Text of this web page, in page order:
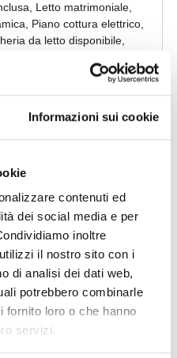
Informazioni sui cookie
contenuti ed
dei social media e per
inoltre
il nostro sito con i
di analisi dei dati web,
potrebbero combinarle
fornito loro o che hanno
servizi.